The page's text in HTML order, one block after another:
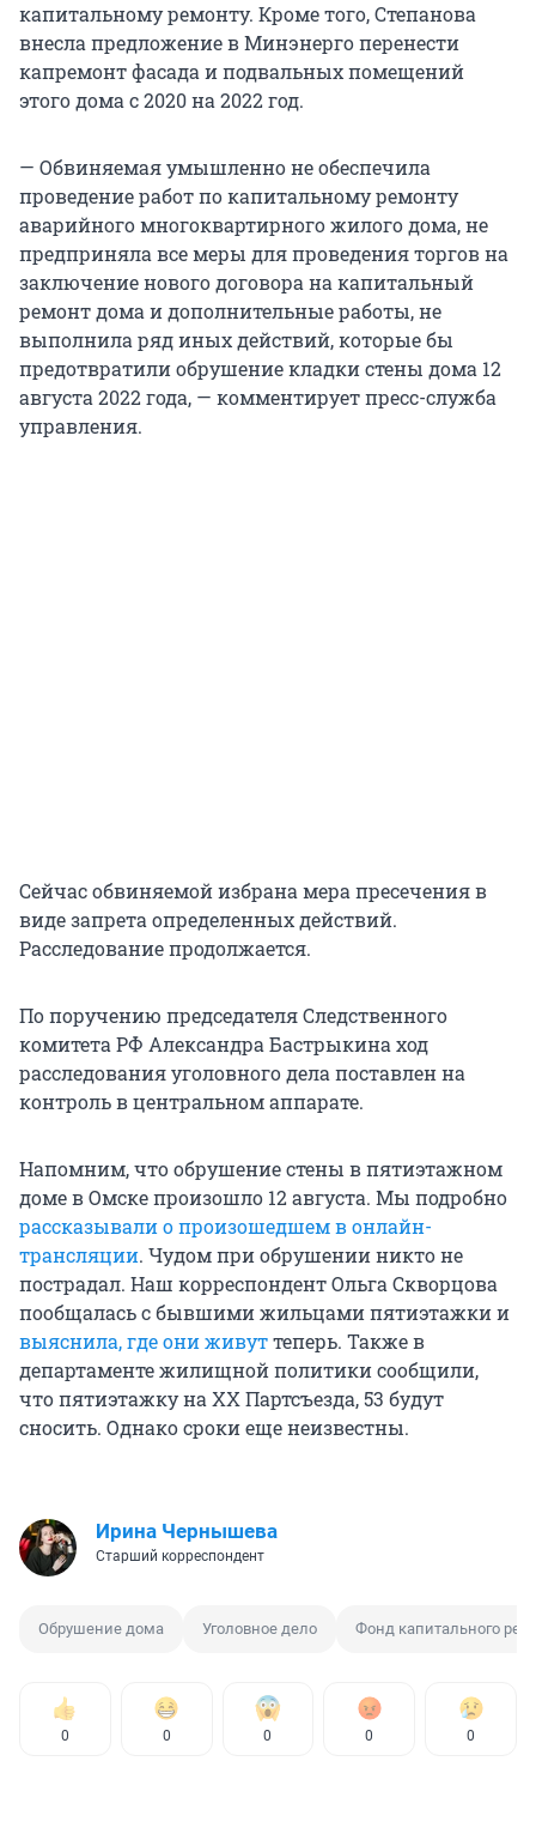
капитальному ремонту. Кроме того, Степанова
внесла предложение в Минэнерго перенести
капремонт фасада и подвальных помещений
этого дома с 2020 на 2022 год.
— Обвиняемая умышленно не обеспечила
проведение работ по капитальному ремонту
аварийного многоквартирного жилого дома, не
предприняла все меры для проведения торгов на
заключение нового договора на капитальный
ремонт дома и дополнительные работы, не
выполнила ряд иных действий, которые бы
предотвратили обрушение кладки стены дома 12
августа 2022 года, — комментирует пресс-служба
управления.
Сейчас обвиняемой избрана мера пресечения в
виде запрета определенных действий.
Расследование продолжается.
По поручению председателя Следственного
комитета РФ Александра Бастрыкина ход
расследования уголовного дела поставлен на
контроль в центральном аппарате.
Напомним, что обрушение стены в пятиэтажном
доме в Омске произошло 12 августа. Мы подробно
рассказывали о произошедшем в онлайн-
трансляции. Чудом при обрушении никто не
пострадал. Наш корреспондент Ольга Скворцова
пообщалась с бывшими жильцами пятиэтажки и
выяснила, где они живуттеперь. Также в
департаменте жилищной политики сообщили,
что пятиэтажку на XX Партсъезда, 53 будут
сносить. Однако сроки еще неизвестны.
Ирина Чернышева
Старший корреспондент
Обрушение дома Уголовное дело Фонд капитального
0 0 0 0 0